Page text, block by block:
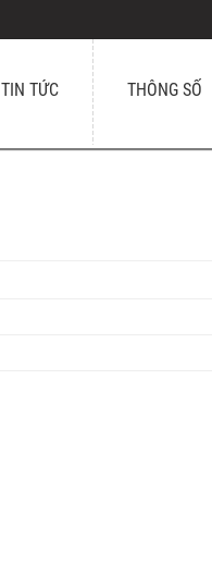
TIN TỨC THÔNG SỐ